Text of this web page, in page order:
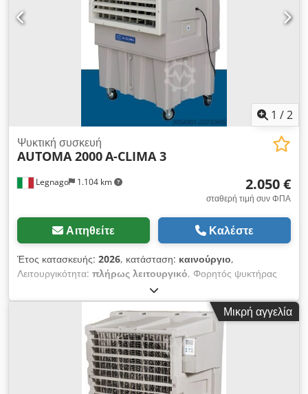
1 /2
Legnago 1.104 km
Ψυκτική συσκευή
AUTOMA 2000A-CLIMA 3
2.050 €
σταθερή τιμή συν ΦΠΑ
Αιτηθείτε Καλέστε
Έτος κατασκευής: 2026, κατάσταση: καινούργιο,
Λειτουργικότητα: πλήρως λειτουργικό, Φορητός ψυκτήρας
αέρα, παροχή αέρα 22.000 m³/ώρα, AUTOMA 2000 A-CLIMA
3. Credpfx Amszhtxyorsf
Μικρή αγγελία